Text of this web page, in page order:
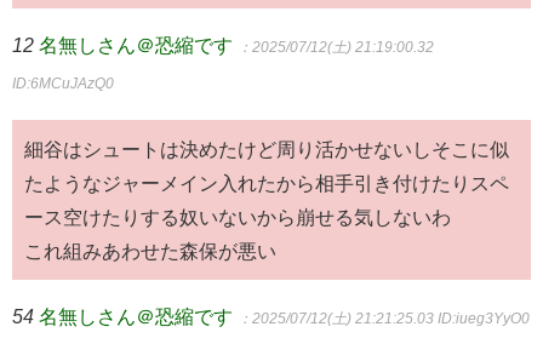
12 名無しさん＠恐縮です ：2025/07/12(土) 21:19:00.32
ID:6MCuJAzQ0
細谷はシュートは決めたけど周り活かせないしそこに似
たようなジャーメイン入れたから相手引き付けたりスペ
ース空けたりする奴いないから崩せる気しないわ
これ組みあわせた森保が悪い
54 名無しさん＠恐縮です ：2025/07/12(土) 21:21:25.03 ID:iueg3YyO0